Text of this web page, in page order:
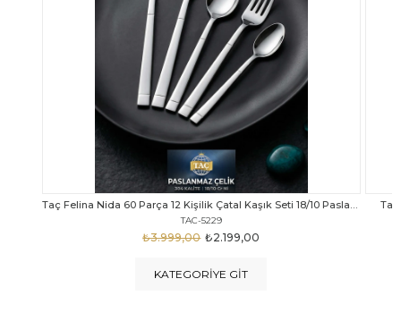
Taç Calista Tivoli 72 Parça 12 Kişilik Çatal Kaşık Bıçak Seti
TAC-5040
₺2.999,00
₺4.289,00
Taç
KATEGORIYE GIT